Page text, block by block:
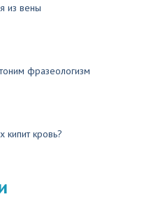
из вены
фразеологизм
кипит кровь?